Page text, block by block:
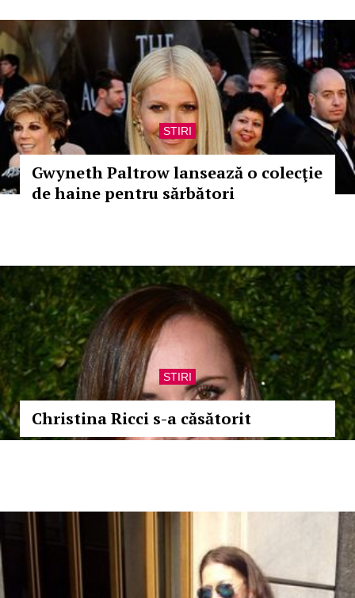
STIRI
Gwyneth Paltrow lansează o colecţie
de haine pentru sărbători
STIRI
Christina Ricci s-a căsătorit